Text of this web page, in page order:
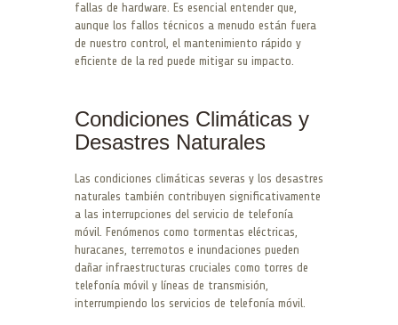
fallas de hardware. Es esencial entender que,
aunque los fallos técnicos a menudo están fuera
de nuestro control, el mantenimiento rápido y
eficiente de la red puede mitigar su impacto.
Condiciones Climáticas y
Desastres Naturales
Las condiciones climáticas severas y los desastres
naturales también contribuyen significativamente
a las interrupciones del servicio de telefonía
móvil. Fenómenos como tormentas eléctricas,
huracanes, terremotos e inundaciones pueden
dañar infraestructuras cruciales como torres de
telefonía móvil y líneas de transmisión,
interrumpiendo los servicios de telefonía móvil.